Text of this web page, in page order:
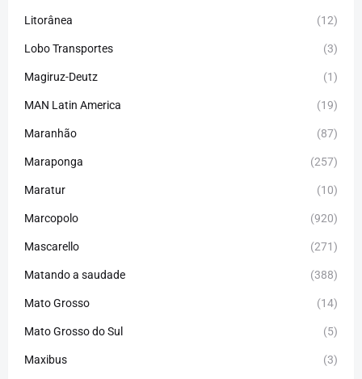
Litorânea (12)
Lobo Transportes (3)
Magiruz-Deutz (1)
MAN Latin America (19)
Maranhão (87)
Maraponga (257)
Maratur (10)
Marcopolo (920)
Mascarello (271)
Matando a saudade (388)
Mato Grosso (14)
Mato Grosso do Sul (5)
Maxibus (3)